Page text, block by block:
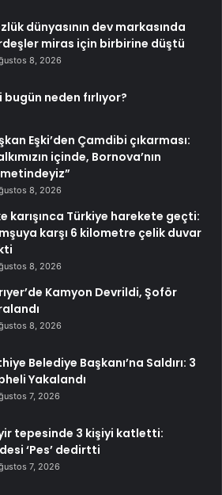
dünyasının dev markasında
miras için birbirine düştü
8, 2026
neden fırlıyor?
Eşki’den Çamdibi çıkarması:
içinde, Bornova’nın
8, 2026
karışınca Türkiye harekete geçti:
karşı 6 kilometre çelik duvar
8, 2026
Kamyon Devrildi, Şoför
8, 2026
Belediye Başkanı’na Saldırı: 3
Yakalandı
7, 2026
tepesinde 3 kişiyi katletti:
‘Pes’ dedirtti
7, 2026